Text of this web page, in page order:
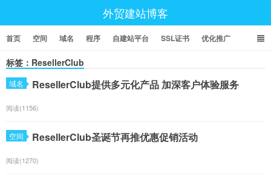
外贸建站博客
首页 空间 域名 程序 自建站平台 SSL证书 优化推广
标签：ResellerClub
域名 ResellerClub提供多元化产品 加深客户体验服务
阅读(1156)
空间 ResellerClub圣诞节再推优惠促销活动
阅读(1270)